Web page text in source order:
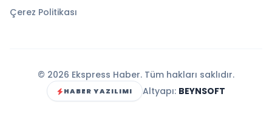
Çerez Politikası
© 2026 Ekspress Haber. Tüm hakları saklıdır.
HABER YAZILIMI Altyapı: BEYNSOFT